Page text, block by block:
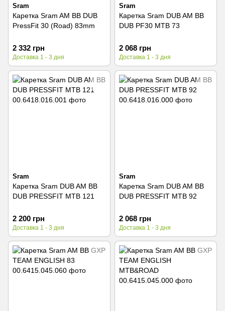
Sram
Каретка Sram AM BB DUB
PressFit 30 (Road) 83mm
2 332 грн
Доставка 1 - 3 дня
Sram
Каретка Sram DUB AM BB
DUB PF30 MTB 73
2 068 грн
Доставка 1 - 3 дня
Sram
Каретка Sram DUB AM BB
DUB PRESSFIT MTB 121
2 200 грн
Доставка 1 - 3 дня
Sram
Каретка Sram DUB AM BB
DUB PRESSFIT MTB 92
2 068 грн
Доставка 1 - 3 дня